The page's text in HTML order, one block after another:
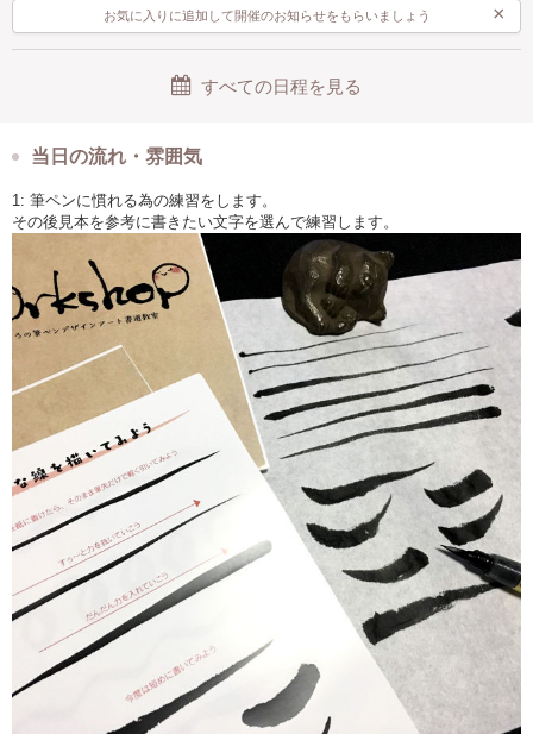
お気に入りに追加して開催のお知らせをもらいましょう ×
すべての日程を見る
当日の流れ・雰囲気
1: 筆ペンに慣れる為の練習をします。
その後見本を参考に書きたい文字を選んで練習します。